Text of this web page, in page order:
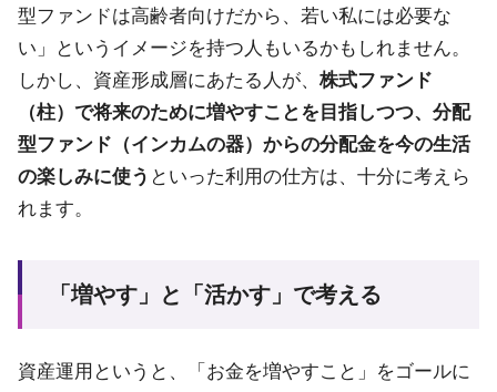
型ファンドは高齢者向けだから、若い私には必要な
い」というイメージを持つ人もいるかもしれません。
しかし、資産形成層にあたる人が、 株式ファンド
（柱）で将来のために増やすことを目指しつつ、分配
型ファンド（インカムの器）からの分配金を今の生活
の楽しみに使う といった利用の仕方は、十分に考えら
れます。
「増やす」と「活かす」で考える
資産運用というと、「お金を増やすこと」をゴールに